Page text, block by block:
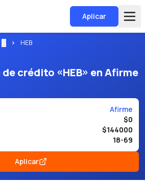
Aplicar
HEB
crédito «HEB» en Afirme
Afirme
$0
$144000
18-69
Aplicar